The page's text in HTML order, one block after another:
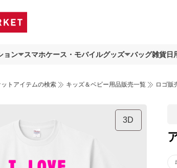
ョン スマホケース・モバイルグッズ バッグ雑貨日
ットアイテムの検索 キッズ＆ベビー用品販売一覧 ロゴ販
3D